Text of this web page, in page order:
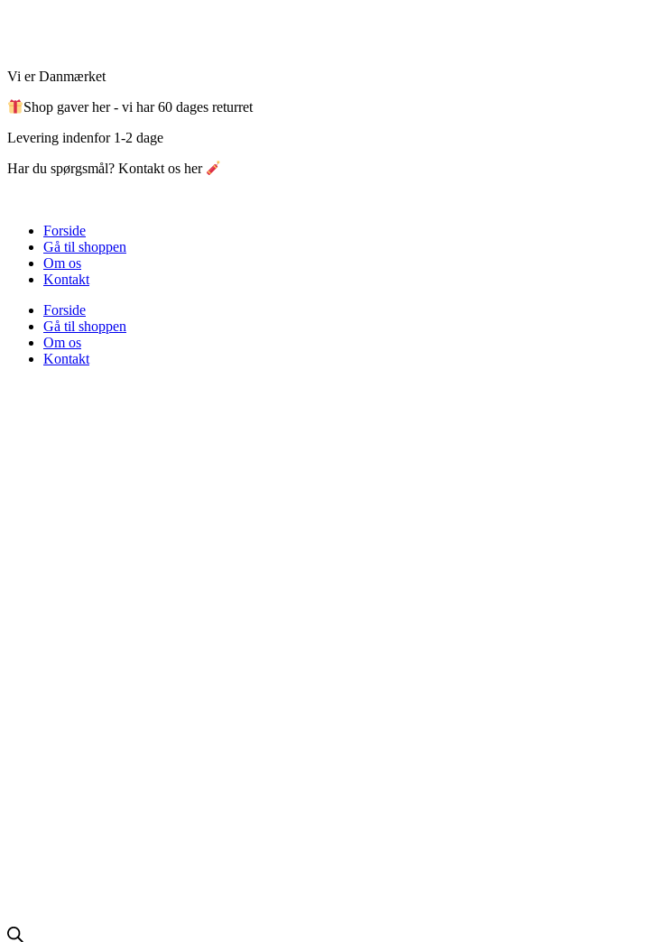
Vi er Danmærket
Shop gaver her - vi har 60 dages returret
Levering indenfor 1-2 dage
Har du spørgsmål? Kontakt os her
Forside
Gå til shoppen
Om os
Kontakt
Forside
Gå til shoppen
Om os
Kontakt